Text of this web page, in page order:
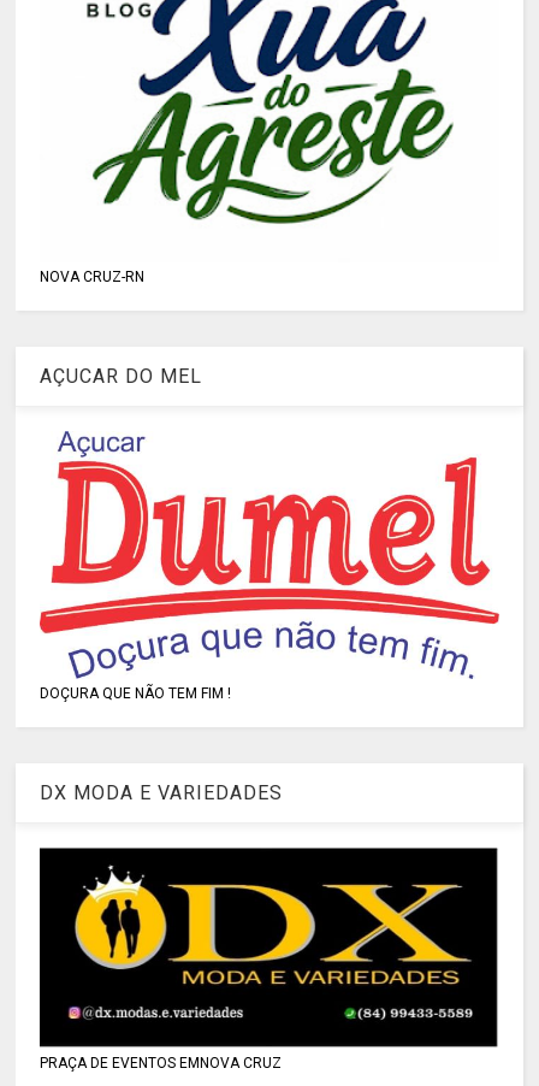
NOVA CRUZ-RN
AÇUCAR DO MEL
DOÇURA QUE NÃO TEM FIM !
DX MODA E VARIEDADES
PRAÇA DE EVENTOS EMNOVA CRUZ